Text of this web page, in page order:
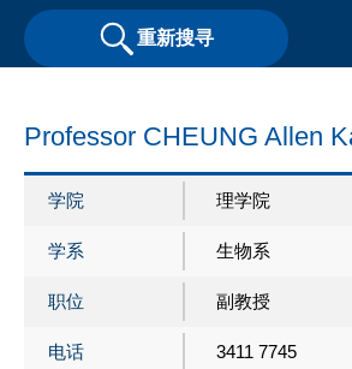
重新搜寻
Professor CHEUNG Allen
学院 理学院
学系 生物系
职位 副教授
电话 3411 7745